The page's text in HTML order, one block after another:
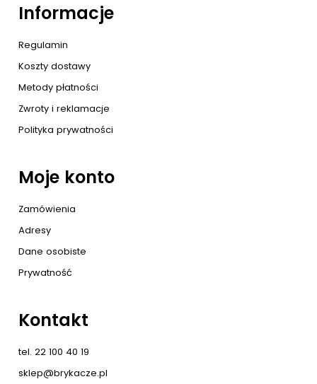
Informacje
Regulamin
Koszty dostawy
Metody płatności
Zwroty i reklamacje
Polityka prywatności
Moje konto
Zamówienia
Adresy
Dane osobiste
Prywatność
Kontakt
tel. 22 100 40 19
sklep@brykacze.pl